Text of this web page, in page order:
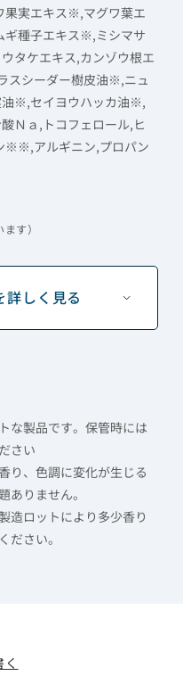
実エキス※,マグワ葉エ
種子エキス※,ミシマサ
タケエキス,カンゾウ根エ
スシーダー樹皮油※,ニュ
油※,セイヨウハッカ油※,
Ｎａ,トコフェロール,ヒ
※※,アルギニン,プロパン
す）
詳しく見る
な製品です。保管時には
さい
り、色調に変化が生じる
ありません。
造ロットにより多少香り
ださい。